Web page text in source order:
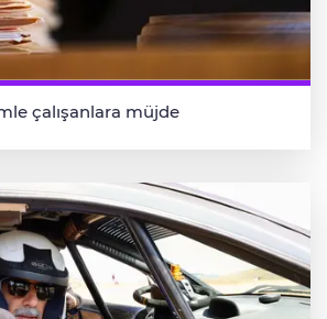
çalışanlara müjde